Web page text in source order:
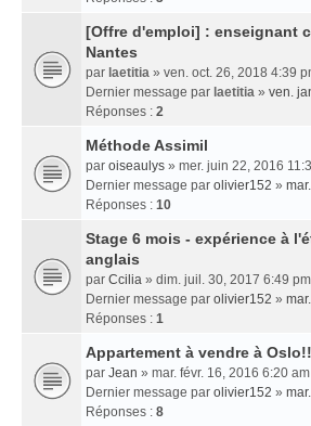
[Offre d'emploi] : enseignant
Nantes
par laetitia » ven. oct. 26, 2018 4:39
Dernier message par laetitia » ven.
Réponses : 2
Méthode Assimil
par oiseaulys » mer. juin 22, 2016
Dernier message par olivier152 »
Réponses : 10
Stage 6 mois - expérience à
anglais
par Ccilia » dim. juil. 30, 2017 6:49 pm
Dernier message par olivier152 »
Réponses : 1
Appartement à vendre à Oslo!!
par Jean » mar. févr. 16, 2016 6:20 am
Dernier message par olivier152 »
Réponses : 8